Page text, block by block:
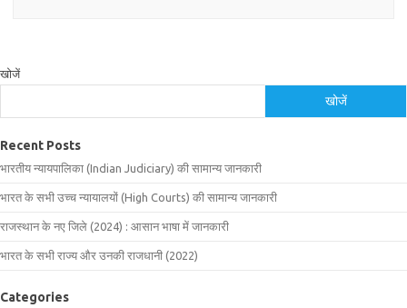
खोजें
खोजें
Recent Posts
भारतीय न्यायपालिका (Indian Judiciary) की सामान्य जानकारी
भारत के सभी उच्च न्यायालयों (High Courts) की सामान्य जानकारी
राजस्थान के नए जिले (2024) : आसान भाषा में जानकारी
भारत के सभी राज्य और उनकी राजधानी (2022)
Categories